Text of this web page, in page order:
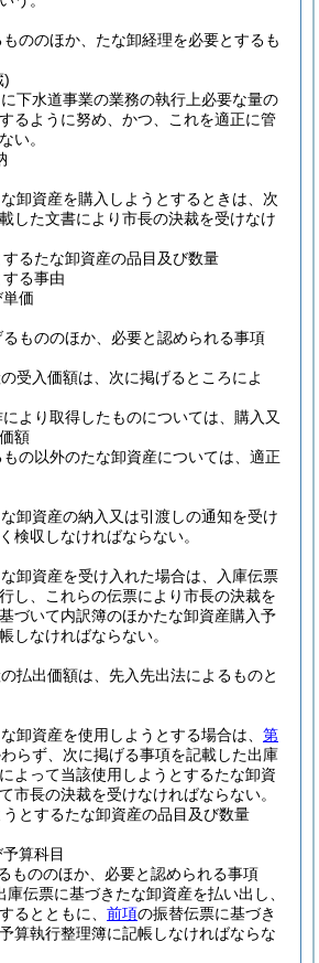
ののほか、たな卸経理を必要とするも
)
下水道事業の業務の執行上必要な量の
るように努め、かつ、これを適正に管
い。
卸資産を購入しようとするときは、次
した文書により市長の決裁を受けなけ
るたな卸資産の品目及び数量
る事由
価
るもののほか、必要と認められる事項
受入価額は、次に掲げるところによ
より取得したものについては、購入又
額
もの以外のたな卸資産については、適正
卸資産の納入又は引渡しの通知を受け
検収しなければならない。
卸資産を受け入れた場合は、入庫伝票
し、これらの伝票により市長の決裁を
づいて内訳簿のほかたな卸資産購入予
しなければならない。
払出価額は、先入先出法によるものと
卸資産を使用しようとする場合は、 第
らず、次に掲げる事項を記載した出庫
よって当該使用しようとするたな卸資
市長の決裁を受けなければならない。
とするたな卸資産の品目及び数量
算科目
もののほか、必要と認められる事項
庫伝票に基づきたな卸資産を払い出し、
るとともに、 前項の振替伝票に基づき
算執行整理簿に記帳しなければならな